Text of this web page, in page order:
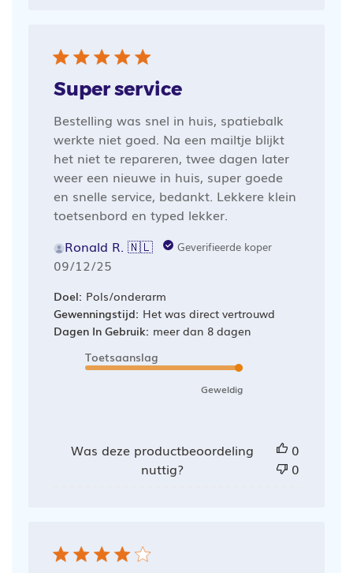
Super service
Bestelling was snel in huis, spatiebalk
werkte niet goed. Na een mailtje blijkt
het niet te repareren, twee dagen later
weer een nieuwe in huis, super goede
en snelle service, bedankt. Lekkere klein
toetsenbord en typed lekker.
Ronald R. 🇳🇱
Geverifieerde koper
Publicatiedatum
09/12/25
Doel: Pols/onderarm
Gewenningstijd: Het was direct vertrouwd
Dagen In Gebruik: meer dan 8 dagen
Toetsaanslag
Geweldig
Was deze productbeoordeling
nuttig?
0
0